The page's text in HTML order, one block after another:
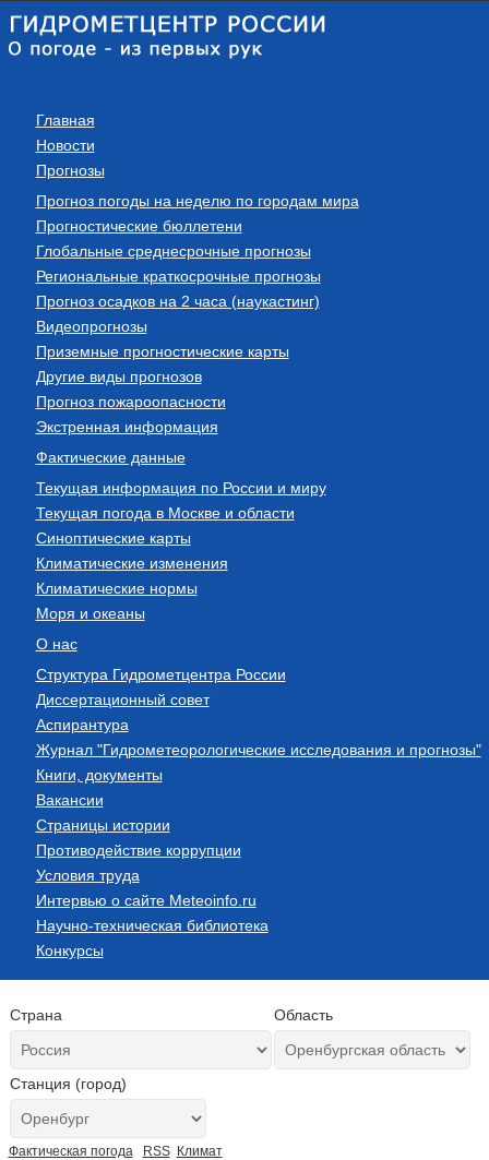
Главная
Новости
Прогнозы
Прогноз погоды на неделю по городам мира
Прогностические бюллетени
Глобальные среднесрочные прогнозы
Региональные краткосрочные прогнозы
Прогноз осадков на 2 часа (наукастинг)
Видеопрогнозы
Приземные прогностические карты
Другие виды прогнозов
Прогноз пожароопасности
Экстренная информация
Фактические данные
Текущая информация по России и миру
Текущая погода в Москве и области
Синоптические карты
Климатические изменения
Климатические нормы
Моря и океаны
О нас
Структура Гидрометцентра России
Диссертационный совет
Аспирантура
Журнал "Гидрометеорологические исследования и прогнозы"
Книги, документы
Вакансии
Страницы истории
Противодействие коррупции
Условия труда
Интервью о сайте Meteoinfo.ru
Научно-техническая библиотека
Конкурсы
Страна Область
Станция (город)
Фактическая погода RSS Климат